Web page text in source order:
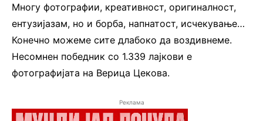
Многу фотографии, креативност, оригиналност,
ентузијазам, но и борба, напнатост, исчекување…
Конечно можеме сите длабоко да воздивнеме.
Несомнен победник со 1.339 лајкови е
фотографијата на Верица Цекова.
Реклама